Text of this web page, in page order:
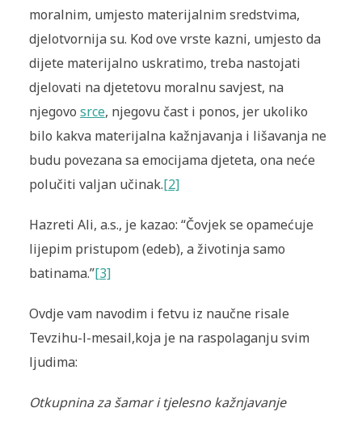
moralnim, umjesto materijalnim sredstvima,
djelotvornija su. Kod ove vrste kazni, umjesto da
dijete materijalno uskratimo, treba nastojati
djelovati na djetetovu moralnu savjest, na
njegovo srce, njegovu čast i ponos, jer ukoliko
bilo kakva materijalna kažnjavanja i lišavanja ne
budu povezana sa emocijama djeteta, ona neće
polučiti valjan učinak.[2]
Hazreti Ali, a.s., je kazao: “Čovjek se opamećuje
lijepim pristupom (edeb), a životinja samo
batinama.”[3]
Ovdje vam navodim i fetvu iz naučne risale
Tevzihu-l-mesail,koja je na raspolaganju svim
ljudima:
Otkupnina za šamar i tjelesno kažnjavanje